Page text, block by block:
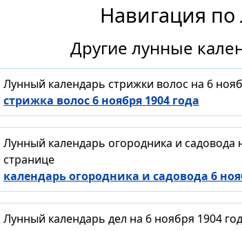
Навигация
Другие лунные
Лунный календарь стрижки волос на 6
стрижка волос 6 ноября 1904 года
Лунный календарь огородника и
странице
календарь огородника и садовода 6
Лунный календарь дел на 6 ноября 1904